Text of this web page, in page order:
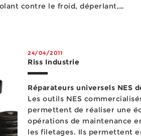
contre le froid, déperlant,
24/04/2011
Riss Industrie
Réparateurs universels NES
Les outils NES
permettent de réaliser une
opérations de maintenance
les filetages. Ils permettent